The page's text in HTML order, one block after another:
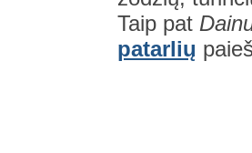
Taip pat
patarlių